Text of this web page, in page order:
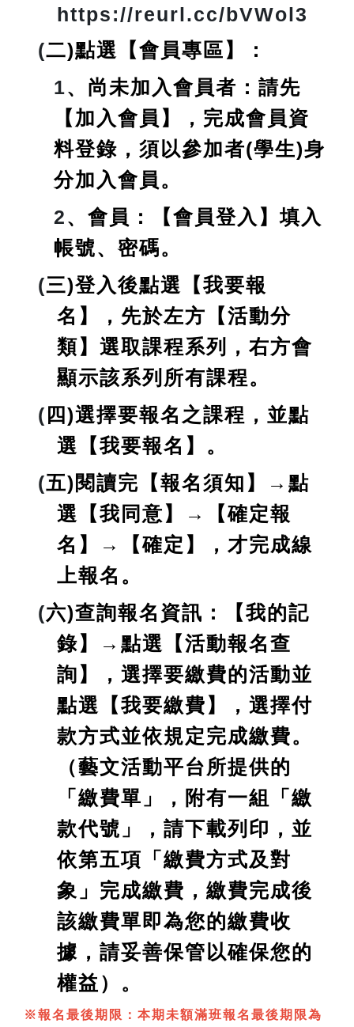
https://reurl.cc/bVWol3
(二)點選【會員專區】：
1、尚未加入會員者：請先
【加入會員】，完成會員資
料登錄， 須以參加者(學生)身
分加入會員 。
2、會員：【會員登入】填入
帳號、密碼。
(三)登入後點選【我要報
名】，先於左方【活動分
類】選取課程系列，右方會
顯示該系列所有課程。
(四)選擇要報名之課程，並點
選【我要報名】。
(五)閱讀完【報名須知】→點
選【我同意】→【確定報
名】→【確定】，才完成線
上報名。
(六)查詢報名資訊：【我的記
錄】→點選【活動報名查
詢】，選擇要繳費的活動並
點選【我要繳費】，選擇付
款方式並依規定完成繳費。
（藝文活動平台所提供的
「繳費單」，附有一組「繳
款代號」，請下載列印，並
依第五項「繳費方式及對
象」完成繳費，繳費完成後
該繳費單即為您的繳費收
據，請妥善保管以確保您的
權益）。
※報名最後期限：本期未額滿班報名最後期限為